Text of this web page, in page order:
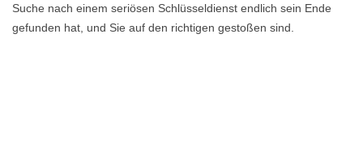
Suche nach einem seriösen Schlüsseldienst endlich sein Ende
gefunden hat, und Sie auf den richtigen gestoßen sind.